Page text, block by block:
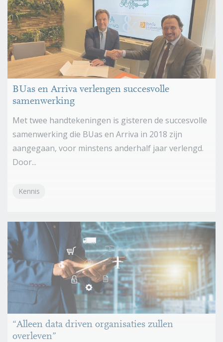
BUas en Arriva verlengen succesvolle
samenwerking
Met twee handtekeningen is gisteren de succesvolle
samenwerking die BUas en Arriva in 2018 zijn
aangegaan, voor minstens anderhalf jaar verlengd.
Door...
Kennis
“Alleen data driven organisaties zullen
overleven”